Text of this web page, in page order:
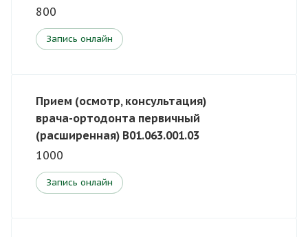
800
Запись онлайн
Прием (осмотр, консультация)
врача-ортодонта первичный
(расширенная) В01.063.001.03
1000
Запись онлайн